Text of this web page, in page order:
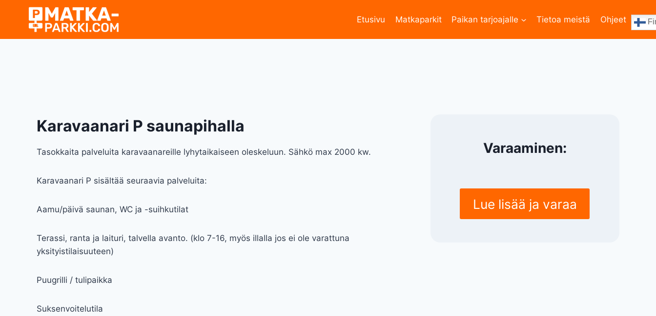
sisältöön
Etusivu Matkaparkit Paikan tarjoajalle Tietoa meistä Ohjeet
Karavaanari P saunapihalla
Tasokkaita palveluita karavaanareille lyhytaikaiseen oleskeluun. Sähkö max 2000 kw.
Karavaanari P sisältää seuraavia palveluita:
Aamu/päivä saunan, WC ja -suihkutilat
Terassi, ranta ja laituri, talvella avanto. (klo 7-16, myös illalla jos ei ole varattuna
yksityistilaisuuteen)
Puugrilli / tulipaikka
Suksenvoitelutila
Varaaminen:
Lue lisää ja varaa